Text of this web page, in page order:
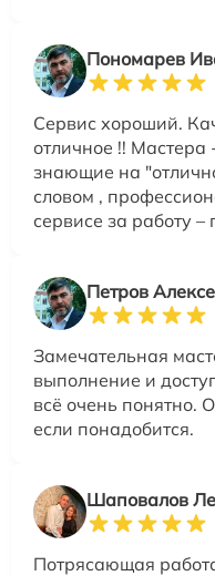
Пономарев
Сервис хороший.
отличное !!
знающие на
словом ,
сервисе за работу
Петров
Замечательная
выполнение и
всё очень понятно.
если понадобится.
Шаповалов
Потрясающая